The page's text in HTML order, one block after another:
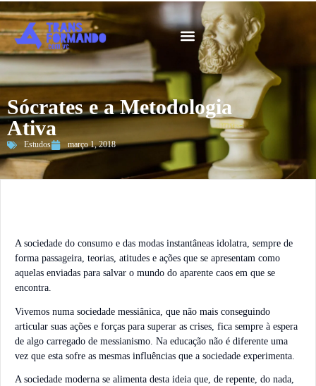
Sócrates e a Metodologia
Ativa
Estudos março 1, 2018
A sociedade do consumo e das modas instantâneas idolatra, sempre de
forma passageira, teorias, atitudes e ações que se apresentam como
aquelas enviadas para salvar o mundo do aparente caos em que se
encontra.
Vivemos numa sociedade messiânica, que não mais conseguindo
articular suas ações e forças para superar as crises, fica sempre à espera
de algo carregado de messianismo. Na educação não é diferente uma
vez que esta sofre as mesmas influências que a sociedade experimenta.
A sociedade moderna se alimenta desta ideia que, de repente, do nada,